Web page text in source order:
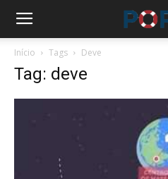
Início Tags Deve
Tag: deve